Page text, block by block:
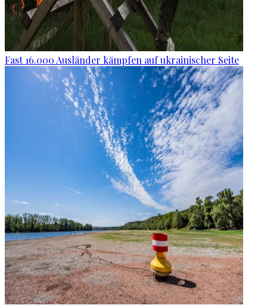
Fast 16.000 Ausländer kämpfen auf ukrainischer Seite